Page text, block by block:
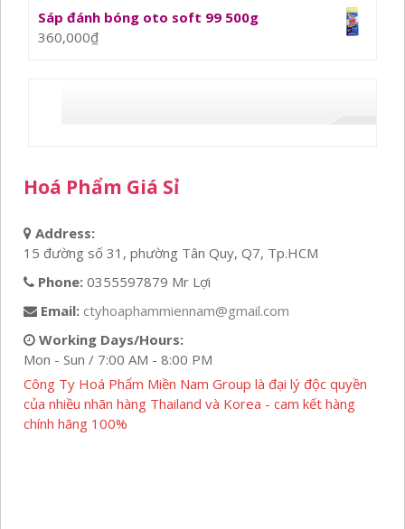
Sáp đánh bóng oto soft 99 500g
360,000₫
Hoá Phẩm Giá Sỉ
Address:
15 đường số 31, phường Tân Quy, Q7, Tp.HCM
Phone: 0355597879 Mr Lợi
Email: ctyhoaphammiennam@gmail.com
Working Days/Hours:
Mon - Sun / 7:00 AM - 8:00 PM
Công Ty Hoá Phẩm Miền Nam Group là đại lý độc quyền
của nhiều nhãn hàng Thailand và Korea - cam kết hàng
chính hãng 100%